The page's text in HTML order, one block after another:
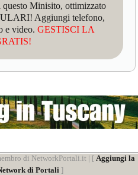
questo Minisito, ottimizzato
Aggiungi telefono,
e video.GESTISCI LA
di NetworkPortali.it | [ Aggiungi la
di Portali ]